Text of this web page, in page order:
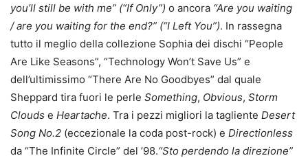
you’ll still be with me” (“If Only”) o ancora “Are you waiting
/ are you waiting for the end?” (“I Left You”). In rassegna
tutto il meglio della collezione Sophia dei dischi “People
Are Like Seasons”, “Technology Won’t Save Us” e
dell’ultimissimo “There Are No Goodbyes” dal quale
Sheppard tira fuori le perle Something, Obvious, Storm
Clouds e Heartache. Tra i pezzi migliori la tagliente Desert
Song No.2 (eccezionale la coda post-rock) e Directionless
da “The Infinite Circle” del ’98.“Sto perdendo la direzione”